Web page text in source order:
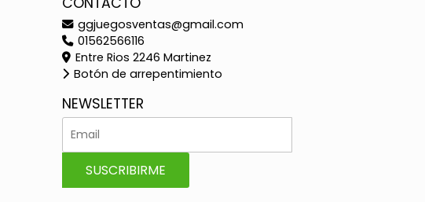
ggjuegosventas@gmail.com
01562566116
Entre Rios 2246 Martinez
Botón de arrepentimiento
NEWSLETTER
SUSCRIBIRME